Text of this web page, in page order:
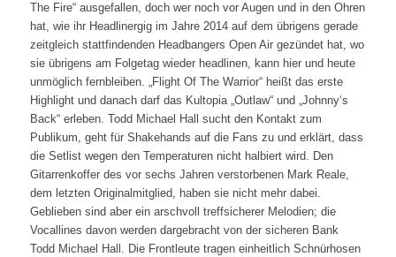
The Fire“ ausgefallen, doch wer noch vor Augen und in den Ohren
hat, wie ihr Headlinergig im Jahre 2014 auf dem übrigens gerade
zeitgleich stattfindenden Headbangers Open Air gezündet hat, wo
sie übrigens am Folgetag wieder headlinen, kann hier und heute
unmöglich fernbleiben. „Flight Of The Warrior“ heißt das erste
Highlight und danach darf das Kultopia „Outlaw“ und „Johnny‘s
Back“ erleben. Todd Michael Hall sucht den Kontakt zum
Publikum, geht für Shakehands auf die Fans zu und erklärt, dass
die Setlist wegen den Temperaturen nicht halbiert wird. Den
Gitarrenkoffer des vor sechs Jahren verstorbenen Mark Reale,
dem letzten Originalmitglied, haben sie nicht mehr dabei.
Geblieben sind aber ein arschvoll treffsicherer Melodien; die
Vocallines davon werden dargebracht von der sicheren Bank
Todd Michael Hall. Die Frontleute tragen einheitlich Schnürhosen